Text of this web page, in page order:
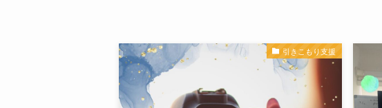
引きこもり支援